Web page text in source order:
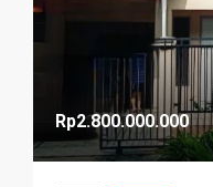
Rp2.800.000.000